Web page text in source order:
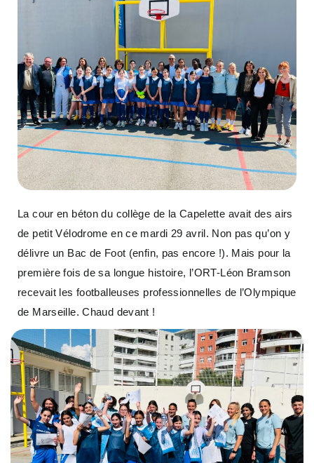
La cour en béton du collège de la Capelette avait des airs
de petit Vélodrome en ce mardi 29 avril. Non pas qu’on y
délivre un Bac de Foot (enfin, pas encore !). Mais pour la
première fois de sa longue histoire, l’ORT-Léon Bramson
recevait les footballeuses professionnelles de l’Olympique
de Marseille. Chaud devant !